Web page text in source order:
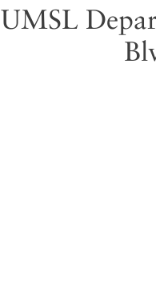
UMSL